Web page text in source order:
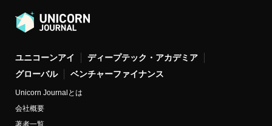
ユニコーンアイ
ディープテック・アカデミア
グローバル
ベンチャーファイナンス
Unicorn Journalとは
会社概要
著者一覧